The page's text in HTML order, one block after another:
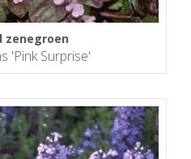
zenegroen
'Pink Surprise'